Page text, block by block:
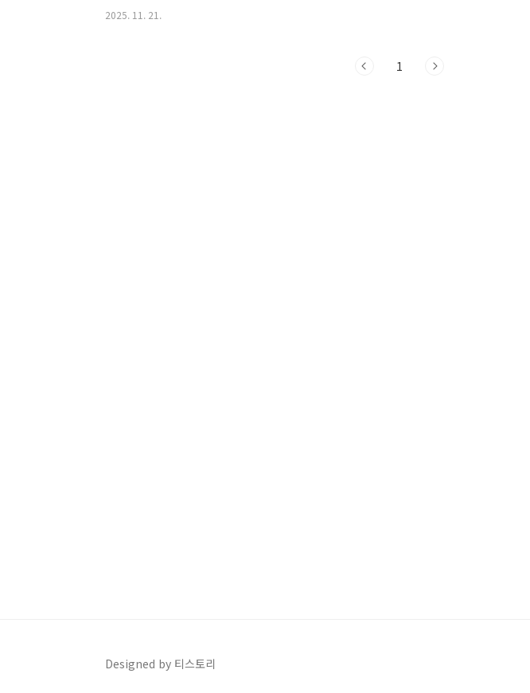
이 전략대로 연습해 보시면 듣기 점수에 큰 변화를 얻으실 수 있습니다. 회원 가입할 때 추천인 코
2025. 11. 21.
1
Designed by 티스토리